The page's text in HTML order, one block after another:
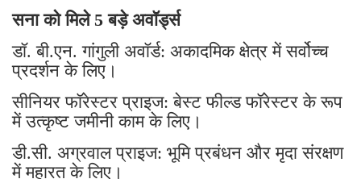
सना को मिले 5 बड़े अवॉर्ड्स
डॉ. बी.एन. गांगुली अवॉर्ड: अकादमिक क्षेत्र में सर्वोच्च
प्रदर्शन के लिए।
सीनियर फॉरेस्टर प्राइज: बेस्ट फील्ड फॉरेस्टर के रूप
में उत्कृष्ट जमीनी काम के लिए।
डी.सी. अग्रवाल प्राइज: भूमि प्रबंधन और मृदा संरक्षण
में महारत के लिए।